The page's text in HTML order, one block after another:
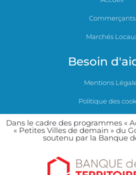
Commerçants
Marchés
Besoin
Mentions
Politique des
Dans le cadre des programmes «
« Petites Villes de demain » du
soutenu par la Banque